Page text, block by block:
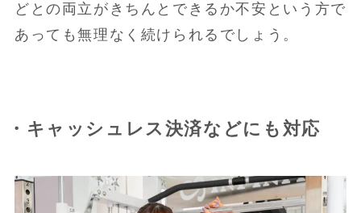
どとの両立がきちんとできるか不安という方で
あっても無理なく続けられるでしょう。
・キャッシュレス決済などにも対応